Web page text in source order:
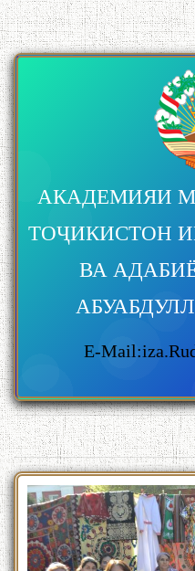
АКАДЕМИЯИ
ТОҶИКИСТОН
ВА
E-